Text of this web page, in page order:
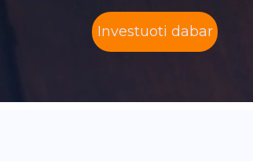
Investuoti dabar